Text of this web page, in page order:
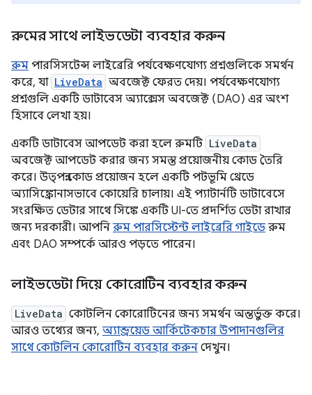
রুমের সাথে লাইভডেটা ব্যবহার করুন
রুম পারসিসটেন্স লাইব্রেরি পর্যবেক্ষণযোগ্য প্রশ্নগুলিকে সমর্থন
করে, যা LiveData অবজেক্ট ফেরত দেয়। পর্যবেক্ষণযোগ্য
প্রশ্নগুলি একটি ডাটাবেস অ্যাক্সেস অবজেক্ট (DAO) এর অংশ
হিসাবে লেখা হয়।
একটি ডাটাবেস আপডেট করা হলে রুমটি LiveData
অবজেক্ট আপডেট করার জন্য সমস্ত প্রয়োজনীয় কোড তৈরি
করে। উত্পন্ন কোড প্রয়োজন হলে একটি পটভূমি থ্রেডে
অ্যাসিঙ্ক্রোনাসভাবে কোয়েরি চালায়। এই প্যাটার্নটি ডাটাবেসে
সংরক্ষিত ডেটার সাথে সিঙ্কে একটি UI-তে প্রদর্শিত ডেটা রাখার
জন্য দরকারী। আপনি রুম পারসিস্টেন্ট লাইব্রেরি গাইডে রুম
এবং DAO সম্পর্কে আরও পড়তে পারেন।
লাইভডেটা দিয়ে কোরোটিন ব্যবহার করুন
LiveData কোটলিন কোরোটিনের জন্য সমর্থন অন্তর্ভুক্ত করে।
আরও তথ্যের জন্য, অ্যান্ড্রয়েড আর্কিটেকচার উপাদানগুলির
সাথে কোটলিন কোরোটিন ব্যবহার করুন দেখুন।